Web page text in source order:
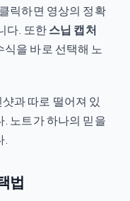
릭하면 영상의 정확
다. 또한스닙 캡처
을 바로 선택해 노
과 따로 떨어져 있
노트가 하나의 믿을
.
법